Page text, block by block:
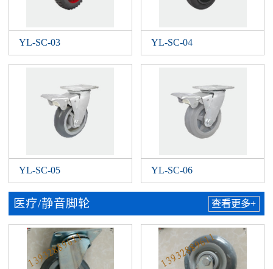
YL-SC-03 YL-SC-04
YL-SC-05 YL-SC-06
医疗/静音脚轮 查看更多+